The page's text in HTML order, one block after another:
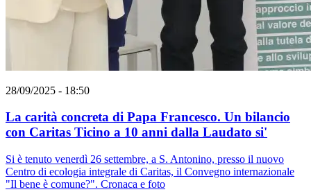
28/09/2025 - 18:50
La carità concreta di Papa Francesco. Un bilancio
con Caritas Ticino a 10 anni dalla Laudato si'
Si è tenuto venerdì 26 settembre, a S. Antonino, presso il nuovo
Centro di ecologia integrale di Caritas, il Convegno internazionale
"Il bene è comune?". Cronaca e foto